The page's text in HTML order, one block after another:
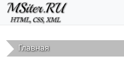
Перейти к основному
Главная